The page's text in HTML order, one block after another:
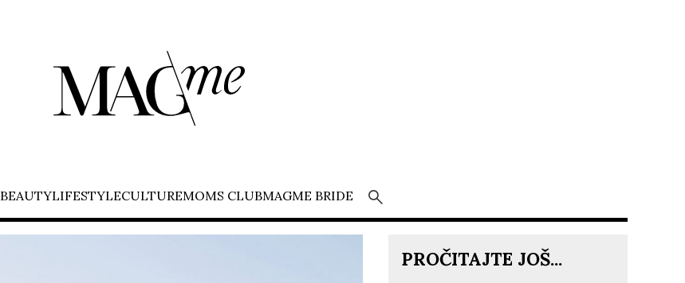
BEAUTYLIFESTYLECULTUREMOMS CLUBMAGME BRIDE
PROČITAJTE JOŠ...